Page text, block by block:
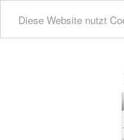
Diese Website nutzt